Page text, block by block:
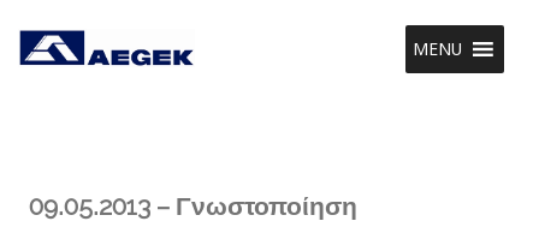
MENU
09.05.2013 – Γνωστοποίηση